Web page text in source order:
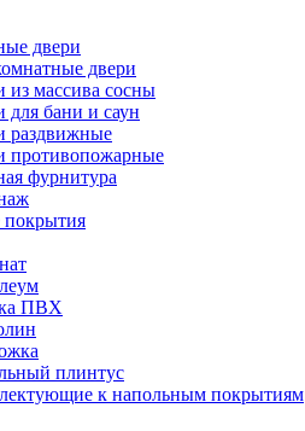
двери
двери
из массива сосны
для бани и саун
раздвижные
противопожарные
фурнитура
ПВХ
плинтус
к напольным покрытиям